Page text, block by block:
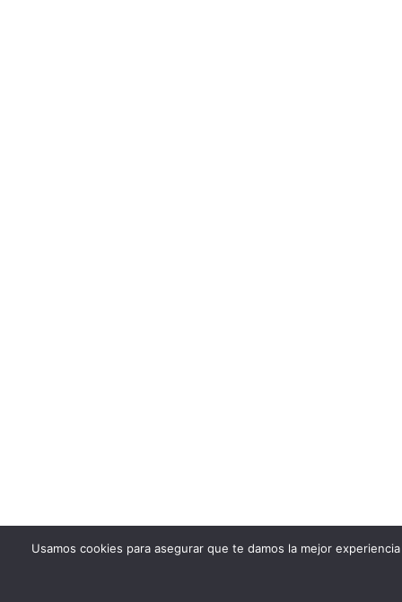
Usamos cookies para asegurar que te damos la mejor